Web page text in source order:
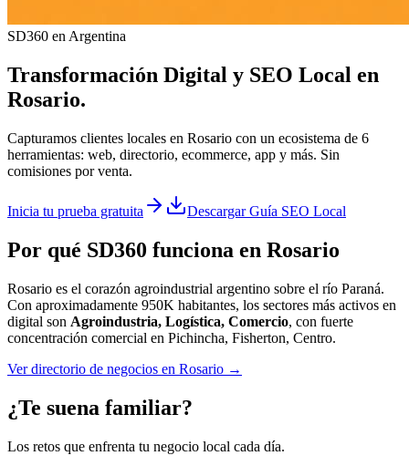
SD360 en Argentina
Transformación Digital y SEO Local en
Rosario.
Capturamos clientes locales en Rosario con un ecosistema de 6
herramientas: web, directorio, ecommerce, app y más. Sin
comisiones por venta.
Inicia tu prueba gratuita Descargar Guía SEO Local
Por qué SD360 funciona en Rosario
Rosario es el corazón agroindustrial argentino sobre el río Paraná.
Con aproximadamente 950K habitantes, los sectores más activos en
digital son Agroindustria, Logística, Comercio, con fuerte
concentración comercial en Pichincha, Fisherton, Centro.
Ver directorio de negocios en Rosario →
¿Te suena familiar?
Los retos que enfrenta tu negocio local cada día.